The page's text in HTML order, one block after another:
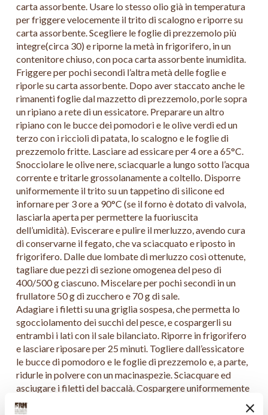
carta assorbente. Usare lo stesso olio già in temperatura
per friggere velocemente il trito di scalogno e riporre su
carta assorbente. Scegliere le foglie di prezzemolo più
integre(circa 30) e riporne la metà in frigorifero, in un
contenitore chiuso, con poca carta assorbente inumidita.
Friggere per pochi secondi l’altra metà delle foglie e
riporle su carta assorbente. Dopo aver staccato anche le
rimanenti foglie dal mazzetto di prezzemolo, porle sopra
un ripiano a rete di un essicatore. Preparare un altro
ripiano con le bucce dei pomodori e le olive verdi ed un
terzo con i riccioli di patata, lo scalogno e le foglie di
prezzemolo fritte. Lasciare ad essicare per 4 ore a 65°C.
Snocciolare le olive nere, sciacquarle a lungo sotto l’acqua
corrente e tritarle grossolanamente a coltello. Disporre
uniformemente il trito su un tappetino di silicone ed
infornare per 3 ore a 90°C (se il forno è dotato di valvola,
lasciarla aperta per permettere la fuoriuscita
dell’umidità). Eviscerare e pulire il merluzzo, avendo cura
di conservarne il fegato, che va sciacquato e riposto in
frigorifero. Dalle due lombate di merluzzo così ottenute,
tagliare due pezzi di sezione omogenea del peso di
400/500 g ciascuno. Miscelare per pochi secondi in un
frullatore 50 g di zucchero e 70 g di sale.
Adagiare i filetti su una griglia sospesa, che permetta lo
sgocciolamento dei succhi del pesce, e cospargerli su
entrambi i lati con il sale bilanciato. Riporre in frigorifero
e lasciare riposare per 25 minuti. Togliere dall’essicatore
le bucce di pomodoro e le foglie di prezzemolo e, a parte,
ridurle in polvere con un macinaspezie. Sciacquare ed
asciugare i filetti del baccalà. Cospargere uniformemente
un filetto con la polvere di bucce di pomodoro e l’altro